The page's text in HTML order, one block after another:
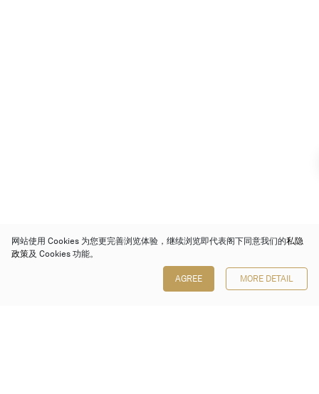
网站使用 Cookies 为您更完善浏览体验，继续浏览即代表阁下同意我们的私隐
政策及 Cookies 功能。
AGREE MORE DETAIL